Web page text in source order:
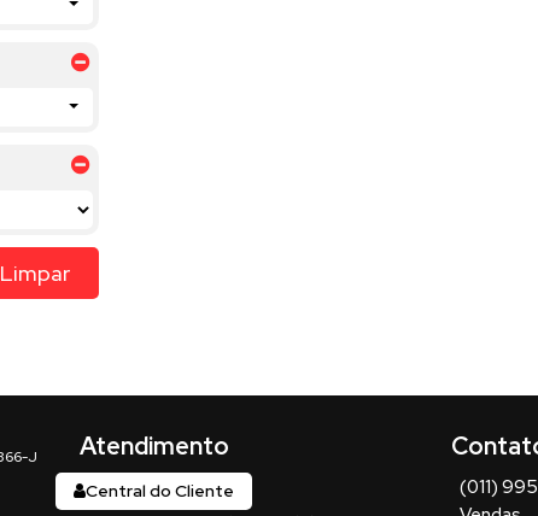
Limpar
Central do Cliente
(011)